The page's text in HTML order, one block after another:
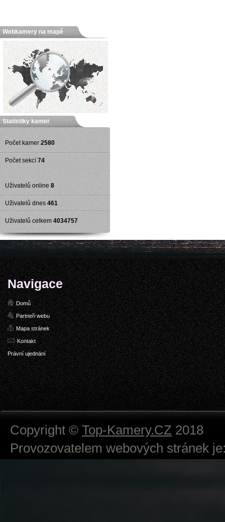
Webkamery na mapě
Statistiky kamer
Počet kamer 2580
Počet sekcí 74
Uživatelů online 8
Uživatelů dnes 461
Uživatelů celkem 4034757
Navigace
Domů
Partneři webu
Mapa stránek
Kontakt
Právní ujednání
Copyright © Top-Kamery.CZ 2018
Provozovatelem webových stránek